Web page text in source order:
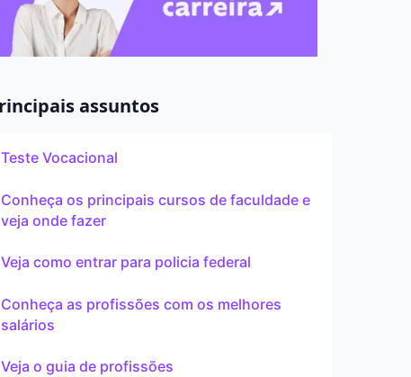
assuntos
Teste Vocacional
Conheça os principais cursos de faculdade e
veja onde fazer
Veja como entrar para policia federal
Conheça as profissões com os melhores
salários
Veja o guia de profissões